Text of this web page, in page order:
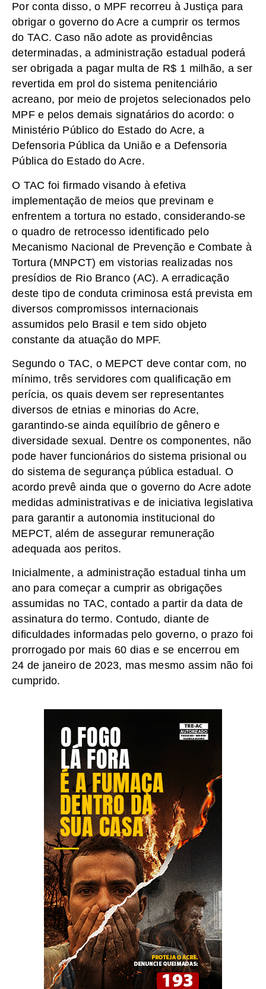
Por conta disso, o MPF recorreu à Justiça para
obrigar o governo do Acre a cumprir os termos
do TAC. Caso não adote as providências
determinadas, a administração estadual poderá
ser obrigada a pagar multa de R$ 1 milhão, a ser
revertida em prol do sistema penitenciário
acreano, por meio de projetos selecionados pelo
MPF e pelos demais signatários do acordo: o
Ministério Público do Estado do Acre, a
Defensoria Pública da União e a Defensoria
Pública do Estado do Acre.
O TAC foi firmado visando à efetiva
implementação de meios que previnam e
enfrentem a tortura no estado, considerando-se
o quadro de retrocesso identificado pelo
Mecanismo Nacional de Prevenção e Combate à
Tortura (MNPCT) em vistorias realizadas nos
presídios de Rio Branco (AC). A erradicação
deste tipo de conduta criminosa está prevista em
diversos compromissos internacionais
assumidos pelo Brasil e tem sido objeto
constante da atuação do MPF.
Segundo o TAC, o MEPCT deve contar com, no
mínimo, três servidores com qualificação em
perícia, os quais devem ser representantes
diversos de etnias e minorias do Acre,
garantindo-se ainda equilíbrio de gênero e
diversidade sexual. Dentre os componentes, não
pode haver funcionários do sistema prisional ou
do sistema de segurança pública estadual. O
acordo prevê ainda que o governo do Acre adote
medidas administrativas e de iniciativa legislativa
para garantir a autonomia institucional do
MEPCT, além de assegurar remuneração
adequada aos peritos.
Inicialmente, a administração estadual tinha um
ano para começar a cumprir as obrigações
assumidas no TAC, contado a partir da data de
assinatura do termo. Contudo, diante de
dificuldades informadas pelo governo, o prazo foi
prorrogado por mais 60 dias e se encerrou em
24 de janeiro de 2023, mas mesmo assim não foi
cumprido.